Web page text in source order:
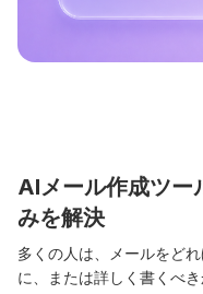
AIメール作成ツー
みを解決
多くの人は、メールをど
に、または詳しく書くべ